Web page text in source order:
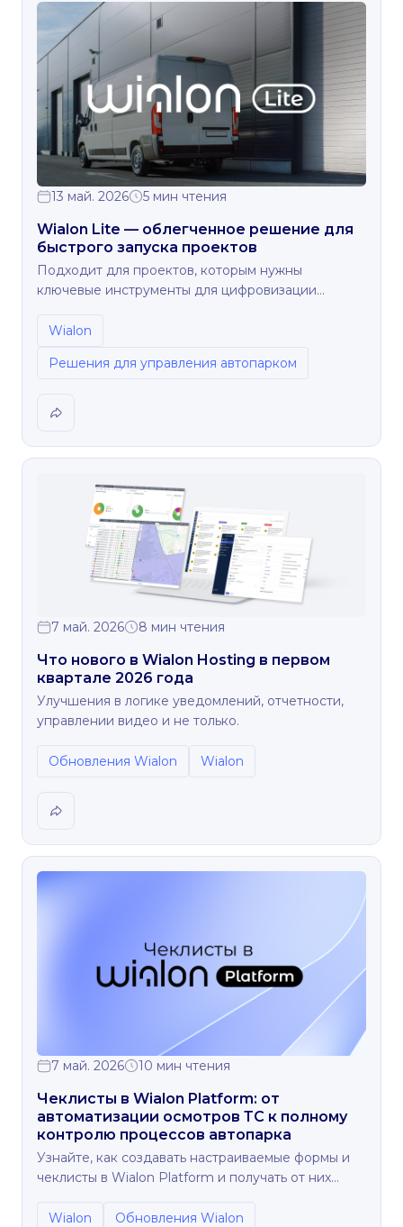
13 май. 2026 5 мин чтения
Wialon Lite — облегченное решение для
быстрого запуска проектов
Подходит для проектов, которым нужны
ключевые инструменты для цифровизации
Wialon
Решения для управления автопарком
7 май. 2026 8 мин чтения
Что нового в Wialon Hosting в первом
квартале 2026 года
Улучшения в логике уведомлений, отчетности,
управлении видео и не только.
Обновления Wialon Wialon
7 май. 2026 10 мин чтения
Чеклисты в Wialon Platform: от
автоматизации осмотров ТС к полному
контролю процессов автопарка
Узнайте, как создавать настраиваемые формы и
чеклисты в Wialon Platform и получать от них
Wialon
Обновления Wialon